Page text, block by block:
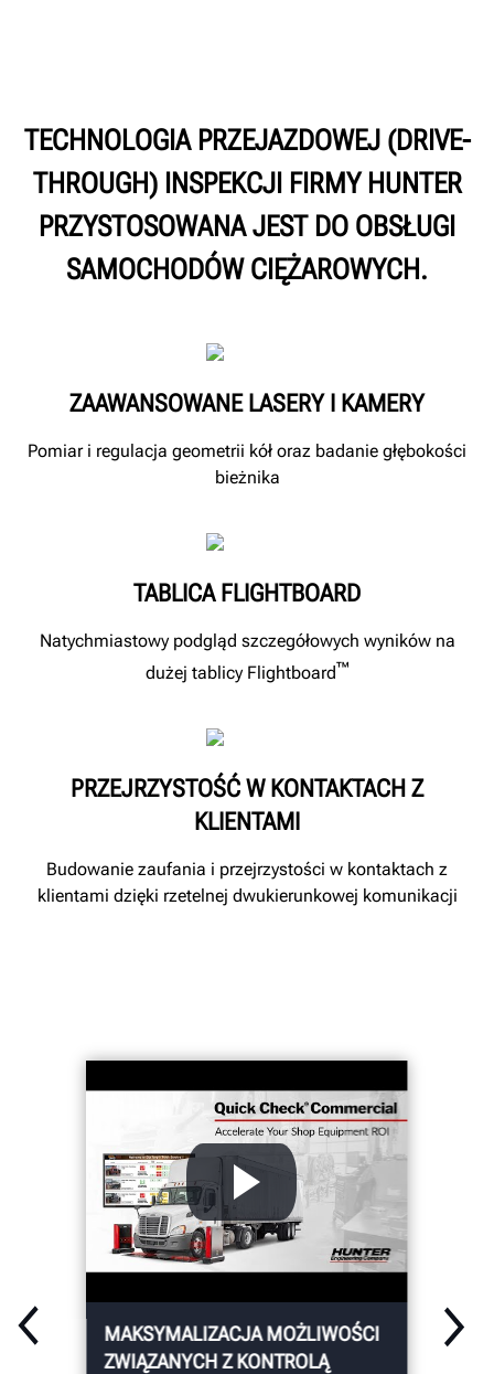
TECHNOLOGIA PRZEJAZDOWEJ (DRIVE-
THROUGH) INSPEKCJI FIRMY HUNTER
PRZYSTOSOWANA JEST DO OBSŁUGI
SAMOCHODÓW CIĘŻAROWYCH.
ZAAWANSOWANE LASERY I KAMERY
Pomiar i regulacja geometrii kół oraz badanie głębokości
bieżnika
TABLICA FLIGHTBOARD
Natychmiastowy podgląd szczegółowych wyników na
dużej tablicy Flightboard™
PRZEJRZYSTOŚĆ W KONTAKTACH Z
KLIENTAMI
Budowanie zaufania i przejrzystości w kontaktach z
klientami dzięki rzetelnej dwukierunkowej komunikacji
MAKSYMALIZACJA MOŻLIWOŚCI
ZWIĄZANYCH Z KONTROLĄ